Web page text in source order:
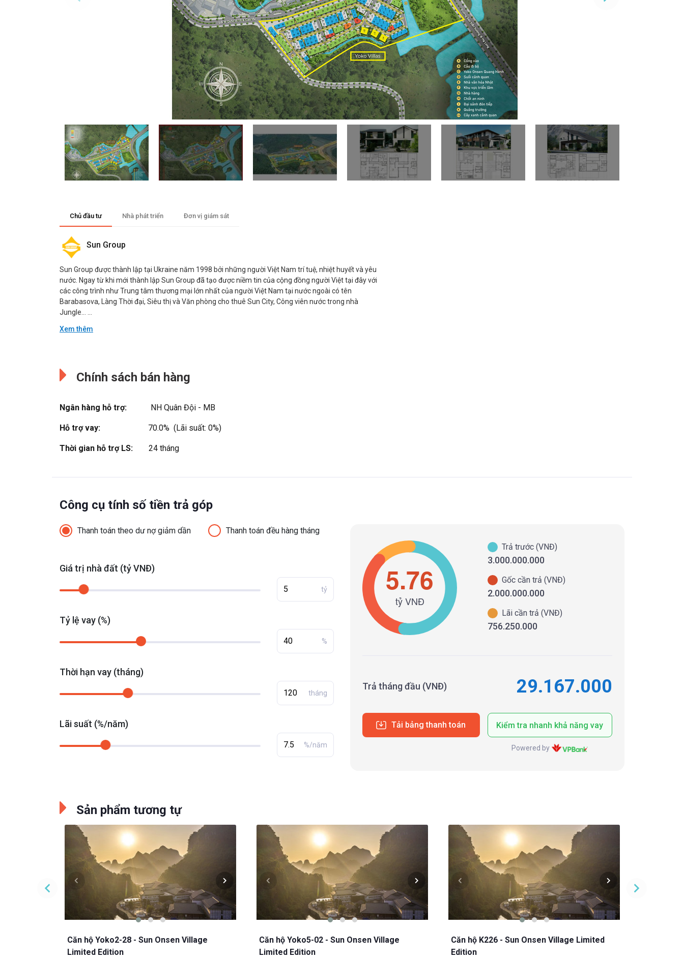
Chủ đầu tư Nhà phát triển Đơn vị giám sát
Sun Group
Sun Group được thành lập tại Ukraine năm 1998 bởi những người Việt Nam trí tuệ, nhiệt huyết và yêu
nước. Ngay từ khi mới thành lập Sun Group đã tạo được niềm tin của cộng đồng người Việt tại đây với
các công trình như Trung tâm thương mại lớn nhất của người Việt Nam tại nước ngoài có tên
Barabasova, Làng Thời đại, Siêu thị và Văn phòng cho thuê Sun City, Công viên nước trong nhà
Jungle… ...
Xem thêm
Chính sách bán hàng
Ngân hàng hỗ trợ: NH Quân Đội - MB
Hỗ trợ vay: 70.0%  (Lãi suất: 0%)
Thời gian hỗ trợ LS: 24 tháng
Công cụ tính số tiền trả góp
Thanh toán theo dư nợ giảm dần Thanh toán đều hàng tháng
Giá trị nhà đất (tỷ VNĐ)
tỷ
Tỷ lệ vay (%)
%
Thời hạn vay (tháng)
tháng
Lãi suất (%/năm)
%/năm
Trả trước (VNĐ)
3.000.000.000
Gốc cần trả (VNĐ)
2.000.000.000
Lãi cần trả (VNĐ)
756.250.000
Trả tháng đầu (VNĐ) 29.167.000
Tải bảng thanh toán Kiểm tra nhanh khả năng vay
Powered by
Sản phẩm tương tự
Căn hộ Yoko2-28 - Sun Onsen Village
Limited Edition
Căn hộ Yoko5-02 - Sun Onsen Village
Limited Edition
Căn hộ K226 - Sun Onsen Village Limited
Edition